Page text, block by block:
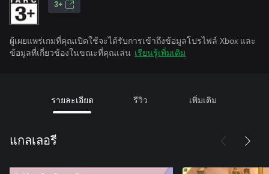
3+
ผู้เผยแพร่เกมที่คุณเปิดใช้จะได้รับการเข้าถึงข้อมูลโปรไฟล์ Xbox และ
ข้อมูลที่เกี่ยวข้องในขณะที่คุณเล่น เรียนรู้เพิ่มเติม
รายละเอียด รีวิว เพิ่มเติม
แกลเลอรี